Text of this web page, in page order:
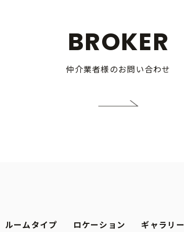
BROKER
仲介業者様のお問い合わせ
ルームタイプ ロケーション ギャラリー